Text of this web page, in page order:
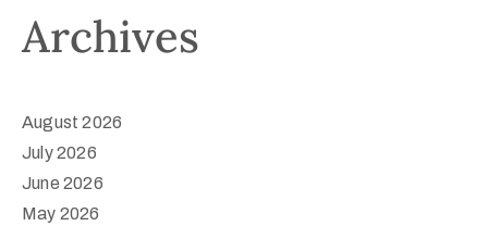
Archives
August 2026
July 2026
June 2026
May 2026